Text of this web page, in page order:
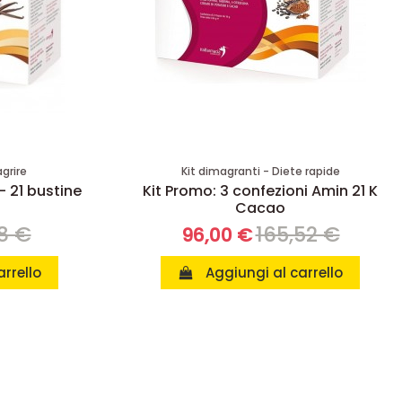
21 bustine
€
Kit dimagranti - Diete rapide
Kit Promo: 3 confezioni Amin 21 K
Cacao
96,00 €165,52 €
Aggiungi al carrello